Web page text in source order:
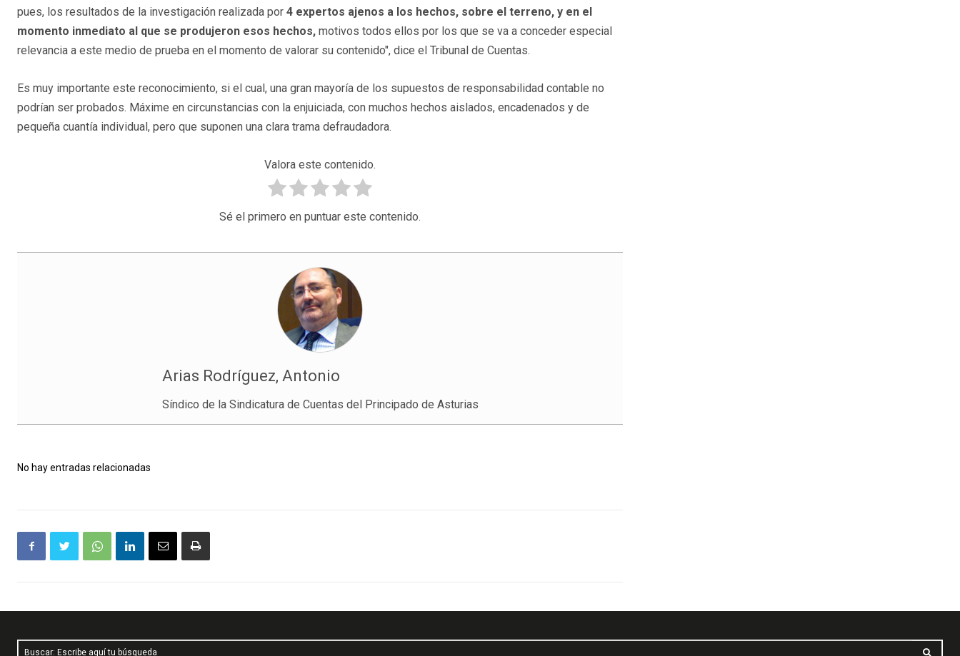
pues, los resultados de la investigación realizada por 4 expertos ajenos a los hechos, sobre el terreno, y en el
momento inmediato al que se produjeron esos hechos, motivos todos ellos por los que se va a conceder especial
relevancia a este medio de prueba en el momento de valorar su contenido", dice el Tribunal de Cuentas.
Es muy importante este reconocimiento, si el cual, una gran mayoría de los supuestos de responsabilidad contable no
podrían ser probados. Máxime en circunstancias con la enjuiciada, con muchos hechos aislados, encadenados y de
pequeña cuantía individual, pero que suponen una clara trama defraudadora.
Valora este contenido.
Sé el primero en puntuar este contenido.
Arias Rodríguez, Antonio
Síndico de la Sindicatura de Cuentas del Principado de Asturias
No hay entradas relacionadas
Buscar: Escribe aquí tu búsqueda